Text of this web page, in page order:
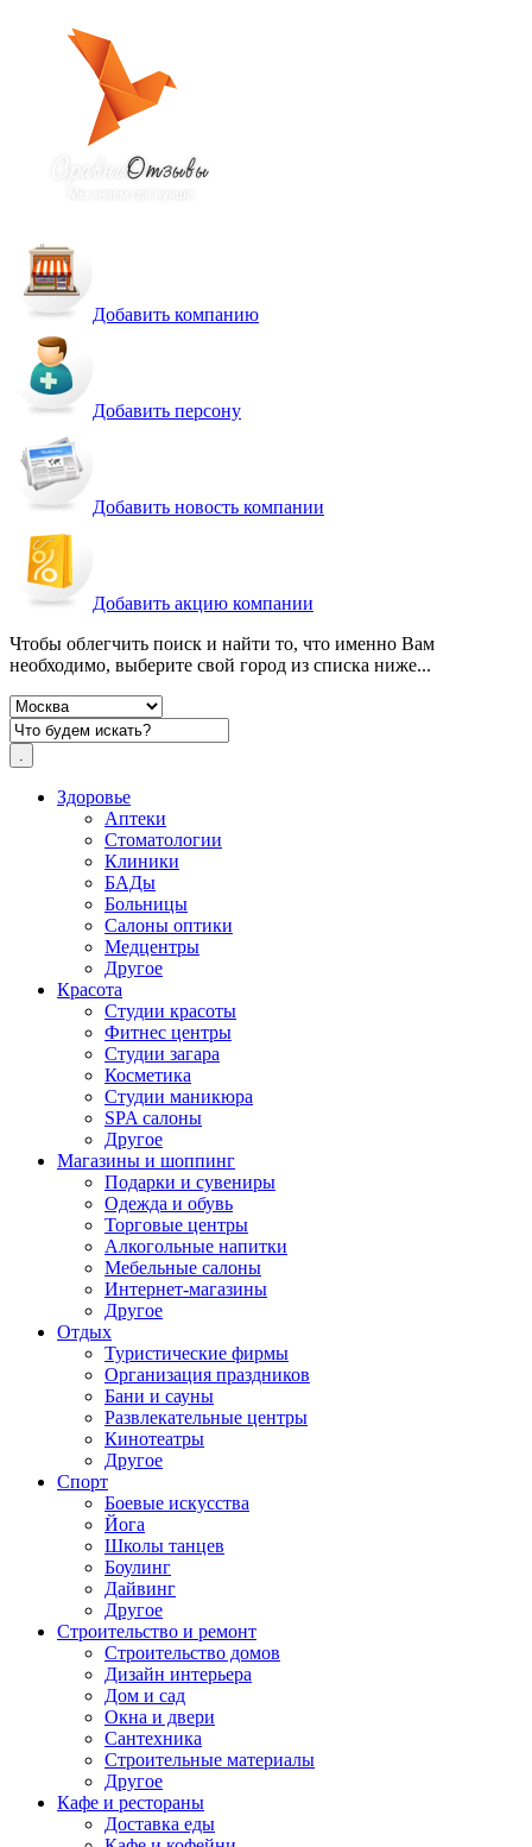
Добавить компанию
Добавить персону
Добавить новость компании
Добавить акцию компании
Чтобы облегчить поиск и найти то, что именно Вам
необходимо, выберите свой город из списка ниже...
Здоровье
Аптеки
Стоматологии
Клиники
БАДы
Больницы
Салоны оптики
Медцентры
Другое
Красота
Студии красоты
Фитнес центры
Студии загара
Косметика
Студии маникюра
SPA салоны
Другое
Магазины и шоппинг
Подарки и сувениры
Одежда и обувь
Торговые центры
Алкогольные напитки
Мебельные салоны
Интернет-магазины
Другое
Отдых
Туристические фирмы
Организация праздников
Бани и сауны
Развлекательные центры
Кинотеатры
Другое
Спорт
Боевые искусства
Йога
Школы танцев
Боулинг
Дайвинг
Другое
Строительство и ремонт
Строительство домов
Дизайн интерьера
Дом и сад
Окна и двери
Сантехника
Строительные материалы
Другое
Кафе и рестораны
Доставка еды